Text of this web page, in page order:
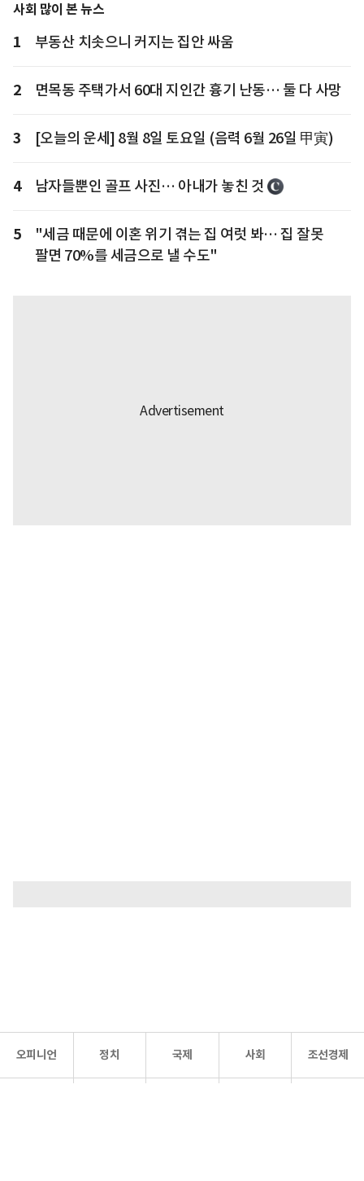
사회 많이 본 뉴스
1 부동산 치솟으니 커지는 집안 싸움
2 면목동 주택가서 60대 지인간 흉기 난동… 둘 다 사망
3 [오늘의 운세] 8월 8일 토요일 (음력 6월 26일 甲寅)
4 남자들뿐인 골프 사진… 아내가 놓친 것
5
"세금 때문에 이혼 위기 겪는 집 여럿 봐… 집 잘못
팔면 70%를 세금으로 낼 수도"
오피니언 정치 국제 사회 조선경제